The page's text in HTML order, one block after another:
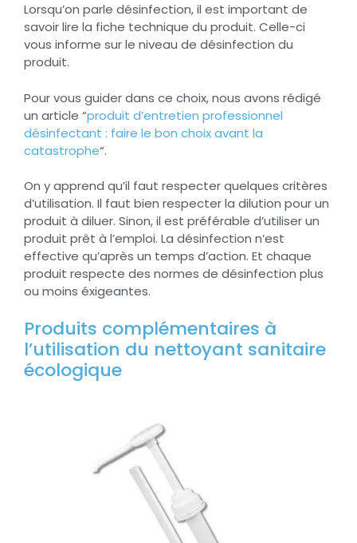
Lorsqu’on parle désinfection, il est important de
savoir lire la fiche technique du produit. Celle-ci
vous informe sur le niveau de désinfection du
produit.
Pour vous guider dans ce choix, nous avons rédigé
un article “produit d’entretien professionnel
désinfectant : faire le bon choix avant la
catastrophe“.
On y apprend qu’il faut respecter quelques critères
d’utilisation. Il faut bien respecter la dilution pour un
produit à diluer. Sinon, il est préférable d’utiliser un
produit prêt à l’emploi. La désinfection n’est
effective qu’après un temps d’action. Et chaque
produit respecte des normes de désinfection plus
ou moins éxigeantes.
Produits complémentaires à
l’utilisation du nettoyant sanitaire
écologique